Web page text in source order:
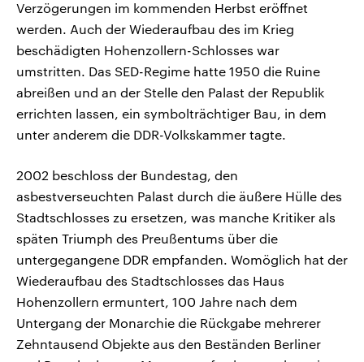
Verzögerungen im kommenden Herbst eröffnet
werden. Auch der Wiederaufbau des im Krieg
beschädigten Hohenzollern-Schlosses war
umstritten. Das SED-Regime hatte 1950 die Ruine
abreißen und an der Stelle den Palast der Republik
errichten lassen, ein symbolträchtiger Bau, in dem
unter anderem die DDR-Volkskammer tagte.
2002 beschloss der Bundestag, den
asbestverseuchten Palast durch die äußere Hülle des
Stadtschlosses zu ersetzen, was manche Kritiker als
späten Triumph des Preußentums über die
untergegangene DDR empfanden. Womöglich hat der
Wiederaufbau des Stadtschlosses das Haus
Hohenzollern ermuntert, 100 Jahre nach dem
Untergang der Monarchie die Rückgabe mehrerer
Zehntausend Objekte aus den Beständen Berliner